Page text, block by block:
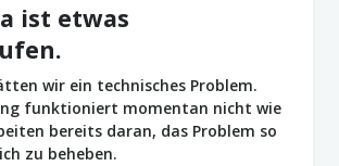
ist etwas
wir ein technisches Problem.
funktioniert momentan nicht wie
bereits daran, das Problem so
zu beheben.